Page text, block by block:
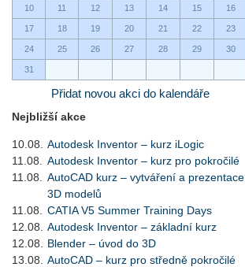
10 11 12 13 14 15 16
17 18 19 20 21 22 23
24 25 26 27 28 29 30
31
Přidat novou akci do kalendáře
Nejbližší akce
10.08.
Autodesk Inventor – kurz iLogic
11.08.
Autodesk Inventor – kurz pro pokročilé
11.08.
AutoCAD kurz – vytváření a prezentace
3D modelů
11.08.
CATIA V5 Summer Training Days
12.08.
Autodesk Inventor – základní kurz
12.08.
Blender – úvod do 3D
13.08.
AutoCAD – kurz pro středně pokročilé